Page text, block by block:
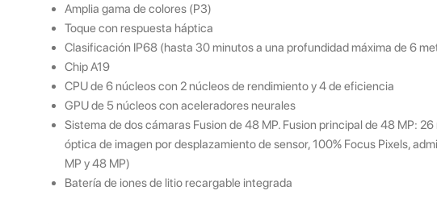
Amplia gama de colores (P3)
Toque con respuesta háptica
Clasificación IP68 (hasta 30 minutos a una profundidad máxima de 6
Chip A19
CPU de 6 núcleos con 2 núcleos de rendimiento y 4 de eficiencia
GPU de 5 núcleos con aceleradores neurales
Sistema de dos cámaras Fusion de 48 MP. Fusion principal de 48 MP:
óptica de imagen por desplazamiento de sensor, 100% Focus Pixels,
MP y 48 MP)
Batería de iones de litio recargable integrada